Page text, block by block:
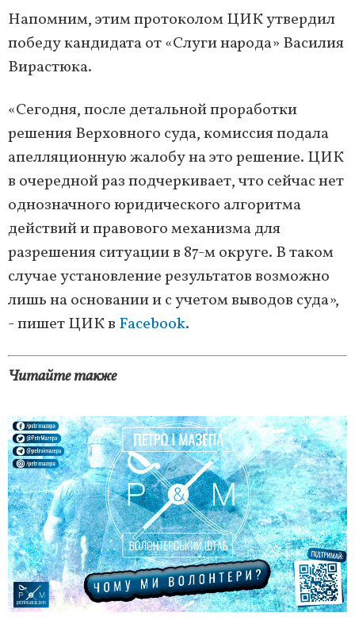
Напомним, этим протоколом ЦИК утвердил
победу кандидата от «Слуги народа» Василия
Вирастюка.
«Сегодня, после детальной проработки
решения Верховного суда, комиссия подала
апелляционную жалобу на это решение. ЦИК
в очередной раз подчеркивает, что сейчас нет
однозначного юридического алгоритма
действий и правового механизма для
разрешения ситуации в 87-м округе. В таком
случае установление результатов возможно
лишь на основании и с учетом выводов суда»,
- пишет ЦИК в Facebook.
Читайте также